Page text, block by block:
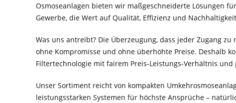
Osmoseanlagen bieten wir maßgeschneiderte Lösungen
Gewerbe, die Wert auf Qualität, Effizienz und
Was uns antreibt? Die Überzeugung, dass jeder Zugang zu
ohne Kompromisse und ohne überhöhte Preise. Deshalb
Filtertechnologie mit fairem Preis-Leistungs-Verhältnis und
Unser Sortiment reicht von kompakten
leistungsstarken Systemen für höchste Ansprüche –